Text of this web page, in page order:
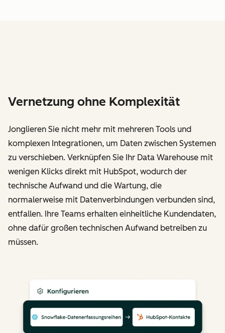
Vernetzung ohne Komplexität
Jonglieren Sie nicht mehr mit mehreren Tools und
komplexen Integrationen, um Daten zwischen Systemen
zu verschieben. Verknüpfen Sie Ihr Data Warehouse mit
wenigen Klicks direkt mit HubSpot, wodurch der
technische Aufwand und die Wartung, die
normalerweise mit Datenverbindungen verbunden sind,
entfallen. Ihre Teams erhalten einheitliche Kundendaten,
ohne dafür großen technischen Aufwand betreiben zu
müssen.